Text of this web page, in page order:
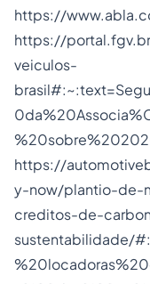
https://
https://
veiculos-
https://
y-now/plantio-de-
creditos-de-
sustentabilidade/